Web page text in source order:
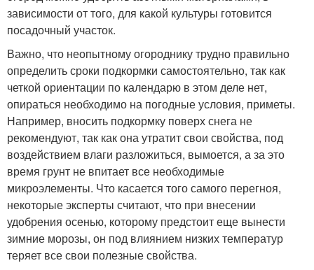
зависимости от того, для какой культуры готовится
посадочный участок.
Важно, что неопытному огороднику трудно правильно
определить сроки подкормки самостоятельно, так как
четкой ориентации по календарю в этом деле нет,
опираться необходимо на погодные условия, приметы.
Например, вносить подкормку поверх снега не
рекомендуют, так как она утратит свои свойства, под
воздействием влаги разложиться, вымоется, а за это
время грунт не впитает все необходимые
микроэлементы. Что касается того самого перегноя,
некоторые эксперты считают, что при внесении
удобрения осенью, которому предстоит еще вынести
зимние морозы, он под влиянием низких температур
теряет все свои полезные свойства.